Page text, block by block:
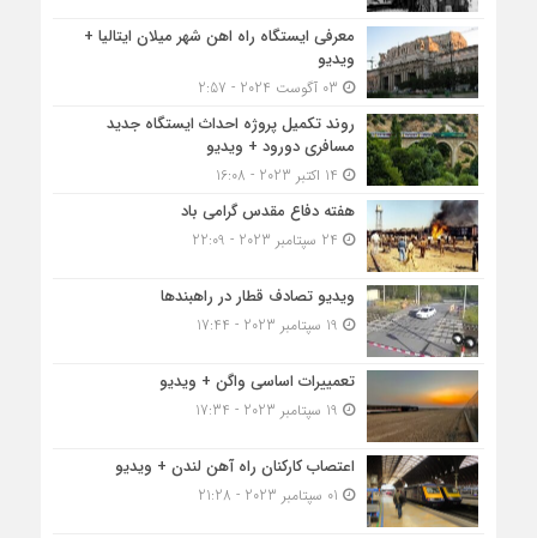
معرفی ایستگاه راه اهن شهر میلان ایتالیا +
ویدیو
روند تکمیل پروژه احداث ایستگاه جدید
مسافری دورود + ویدیو
هفته دفاع مقدس گرامی باد
ویدیو تصادف قطار در راهبندها
تعمییرات اساسی واگن + ویدیو
اعتصاب کارکنان راه آهن لندن + ویدیو